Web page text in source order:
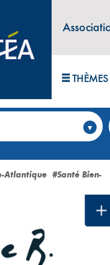
THÈMES
>Toutes les annonces
(4
Atlantique #Santé Bien-